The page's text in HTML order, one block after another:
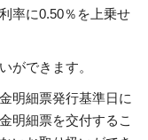
率に0.50％を上乗せ
ができます。
明細票発行基準日に
明細票を交付するこ